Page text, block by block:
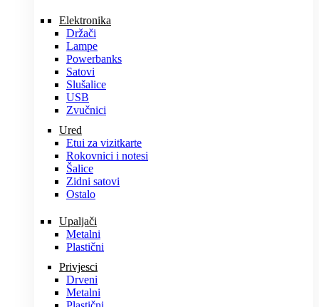
Elektronika
Držači
Lampe
Powerbanks
Satovi
Slušalice
USB
Zvučnici
Ured
Etui za vizitkarte
Rokovnici i notesi
Šalice
Zidni satovi
Ostalo
Upaljači
Metalni
Plastični
Privjesci
Drveni
Metalni